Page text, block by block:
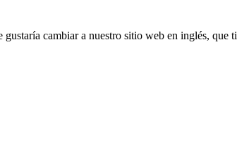
cambiar a nuestro sitio web en inglés, que